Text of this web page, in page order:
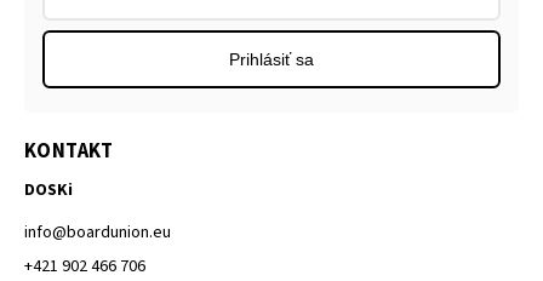
KONTAKT
DOSKi
info@boardunion.eu
+421 902 466 706
Prihlásiť sa